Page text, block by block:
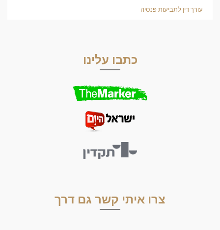
עורך דין לתביעות פנסיה
כתבו עלינו
צרו איתי קשר גם דרך